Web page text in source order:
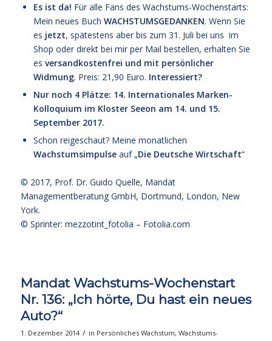
Es ist da! Für alle Fans des Wachstums-Wochenstarts:
Mein neues Buch WACHSTUMSGEDANKEN. Wenn Sie
es jetzt, spätestens aber bis zum 31. Juli bei uns im
Shop oder direkt bei mir per Mail bestellen, erhalten Sie
es versandkostenfrei und mit persönlicher
Widmung. Preis: 21,90 Euro. Interessiert?
Nur noch 4 Plätze: 14. Internationales Marken-
Kolloquium im Kloster Seeon am 14. und 15.
September 2017.
Schon reigeschaut? Meine monatlichen
Wachstumsimpulseauf „Die Deutsche Wirtschaft“
© 2017, Prof. Dr. Guido Quelle, Mandat
Managementberatung GmbH, Dortmund, London, New
York.
© Sprinter: mezzotint_fotolia – Fotolia.com
Mandat Wachstums-Wochenstart
Nr. 136: „Ich hörte, Du hast ein neues
Auto?“
1. Dezember 2014 / in Persönliches Wachstum, Wachstums-